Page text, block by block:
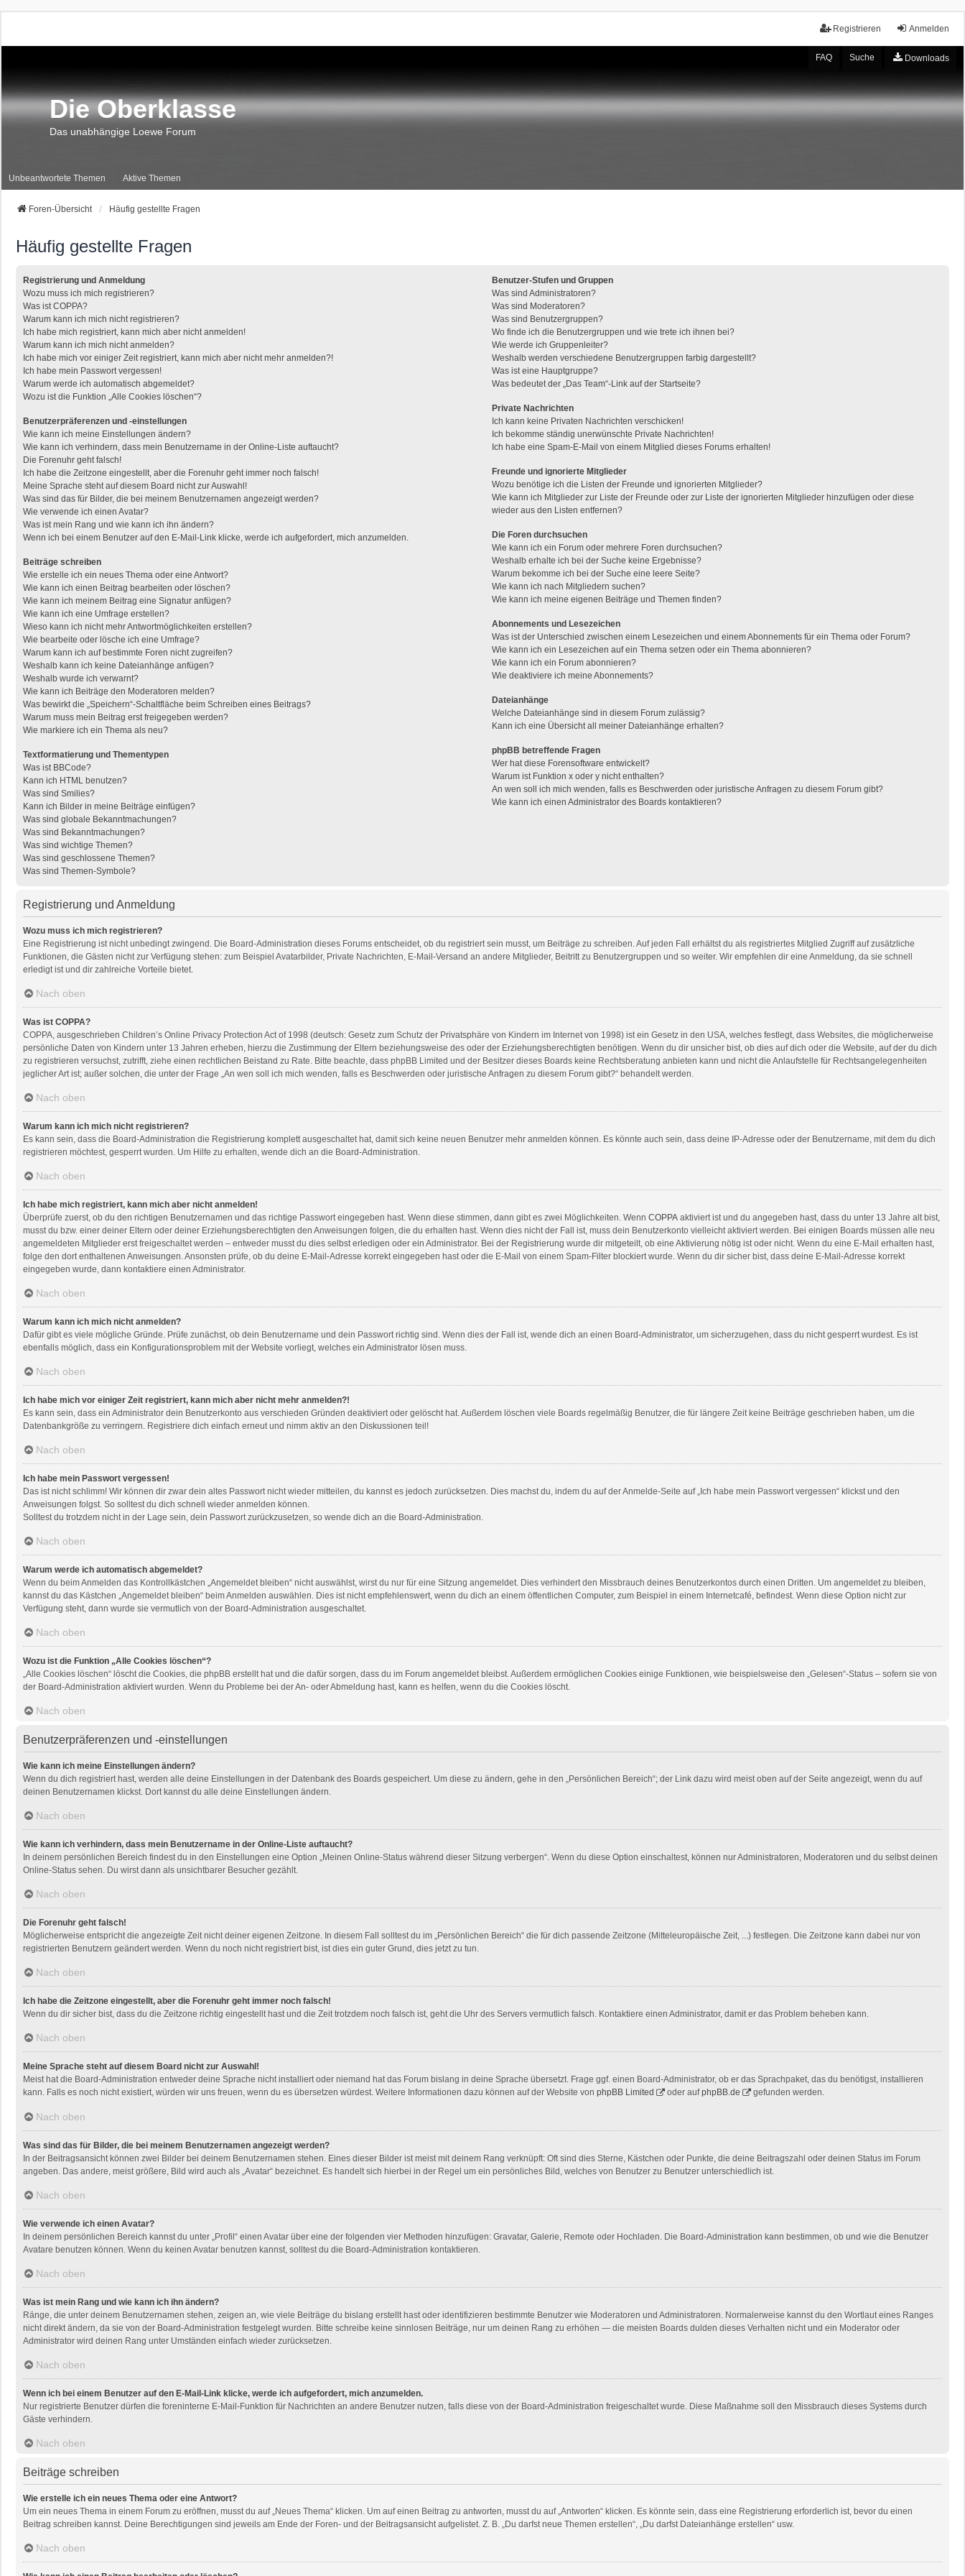
Anmelden
Registrieren
FAQ Suche Downloads
Die Oberklasse
Das unabhängige Loewe Forum
Unbeantwortete Themen Aktive Themen
Foren-Übersicht Häufig gestellte Fragen
Häufig gestellte Fragen
Registrierung und Anmeldung
Wozu muss ich mich registrieren?
Was ist COPPA?
Warum kann ich mich nicht registrieren?
Ich habe mich registriert, kann mich aber nicht anmelden!
Warum kann ich mich nicht anmelden?
Ich habe mich vor einiger Zeit registriert, kann mich aber nicht mehr anmelden?!
Ich habe mein Passwort vergessen!
Warum werde ich automatisch abgemeldet?
Wozu ist die Funktion „Alle Cookies löschen“?
Benutzerpräferenzen und -einstellungen
Wie kann ich meine Einstellungen ändern?
Wie kann ich verhindern, dass mein Benutzername in der Online-Liste auftaucht?
Die Forenuhr geht falsch!
Ich habe die Zeitzone eingestellt, aber die Forenuhr geht immer noch falsch!
Meine Sprache steht auf diesem Board nicht zur Auswahl!
Was sind das für Bilder, die bei meinem Benutzernamen angezeigt werden?
Wie verwende ich einen Avatar?
Was ist mein Rang und wie kann ich ihn ändern?
Wenn ich bei einem Benutzer auf den E-Mail-Link klicke, werde ich aufgefordert, mich anzumelden.
Beiträge schreiben
Wie erstelle ich ein neues Thema oder eine Antwort?
Wie kann ich einen Beitrag bearbeiten oder löschen?
Wie kann ich meinem Beitrag eine Signatur anfügen?
Wie kann ich eine Umfrage erstellen?
Wieso kann ich nicht mehr Antwortmöglichkeiten erstellen?
Wie bearbeite oder lösche ich eine Umfrage?
Warum kann ich auf bestimmte Foren nicht zugreifen?
Weshalb kann ich keine Dateianhänge anfügen?
Weshalb wurde ich verwarnt?
Wie kann ich Beiträge den Moderatoren melden?
Was bewirkt die „Speichern“-Schaltfläche beim Schreiben eines Beitrags?
Warum muss mein Beitrag erst freigegeben werden?
Wie markiere ich ein Thema als neu?
Textformatierung und Thementypen
Was ist BBCode?
Kann ich HTML benutzen?
Was sind Smilies?
Kann ich Bilder in meine Beiträge einfügen?
Was sind globale Bekanntmachungen?
Was sind Bekanntmachungen?
Was sind wichtige Themen?
Was sind geschlossene Themen?
Was sind Themen-Symbole?
Benutzer-Stufen und Gruppen
Was sind Administratoren?
Was sind Moderatoren?
Was sind Benutzergruppen?
Wo finde ich die Benutzergruppen und wie trete ich ihnen bei?
Wie werde ich Gruppenleiter?
Weshalb werden verschiedene Benutzergruppen farbig dargestellt?
Was ist eine Hauptgruppe?
Was bedeutet der „Das Team“-Link auf der Startseite?
Private Nachrichten
Ich kann keine Privaten Nachrichten verschicken!
Ich bekomme ständig unerwünschte Private Nachrichten!
Ich habe eine Spam-E-Mail von einem Mitglied dieses Forums erhalten!
Freunde und ignorierte Mitglieder
Wozu benötige ich die Listen der Freunde und ignorierten Mitglieder?
Wie kann ich Mitglieder zur Liste der Freunde oder zur Liste der ignorierten Mitglieder hinzufügen oder diese
wieder aus den Listen entfernen?
Die Foren durchsuchen
Wie kann ich ein Forum oder mehrere Foren durchsuchen?
Weshalb erhalte ich bei der Suche keine Ergebnisse?
Warum bekomme ich bei der Suche eine leere Seite?
Wie kann ich nach Mitgliedern suchen?
Wie kann ich meine eigenen Beiträge und Themen finden?
Abonnements und Lesezeichen
Was ist der Unterschied zwischen einem Lesezeichen und einem Abonnements für ein Thema oder Forum?
Wie kann ich ein Lesezeichen auf ein Thema setzen oder ein Thema abonnieren?
Wie kann ich ein Forum abonnieren?
Wie deaktiviere ich meine Abonnements?
Dateianhänge
Welche Dateianhänge sind in diesem Forum zulässig?
Kann ich eine Übersicht all meiner Dateianhänge erhalten?
phpBB betreffende Fragen
Wer hat diese Forensoftware entwickelt?
Warum ist Funktion x oder y nicht enthalten?
An wen soll ich mich wenden, falls es Beschwerden oder juristische Anfragen zu diesem Forum gibt?
Wie kann ich einen Administrator des Boards kontaktieren?
Registrierung und Anmeldung
Wozu muss ich mich registrieren?
Eine Registrierung ist nicht unbedingt zwingend. Die Board-Administration dieses Forums entscheidet, ob du registriert sein musst, um Beiträge zu schreiben. Auf jeden Fall erhältst du als registriertes Mitglied Zugriff auf zusätzliche
Funktionen, die Gästen nicht zur Verfügung stehen: zum Beispiel Avatarbilder, Private Nachrichten, E-Mail-Versand an andere Mitglieder, Beitritt zu Benutzergruppen und so weiter. Wir empfehlen dir eine Anmeldung, da sie schnell
erledigt ist und dir zahlreiche Vorteile bietet.
Nach oben
Was ist COPPA?
COPPA, ausgeschrieben Children’s Online Privacy Protection Act of 1998 (deutsch: Gesetz zum Schutz der Privatsphäre von Kindern im Internet von 1998) ist ein Gesetz in den USA, welches festlegt, dass Websites, die möglicherweise
persönliche Daten von Kindern unter 13 Jahren erheben, hierzu die Zustimmung der Eltern beziehungsweise des oder der Erziehungsberechtigten benötigen. Wenn du dir unsicher bist, ob dies auf dich oder die Website, auf der du dich
zu registrieren versuchst, zutrifft, ziehe einen rechtlichen Beistand zu Rate. Bitte beachte, dass phpBB Limited und der Besitzer dieses Boards keine Rechtsberatung anbieten kann und nicht die Anlaufstelle für Rechtsangelegenheiten
jeglicher Art ist; außer solchen, die unter der Frage „An wen soll ich mich wenden, falls es Beschwerden oder juristische Anfragen zu diesem Forum gibt?“ behandelt werden.
Nach oben
Warum kann ich mich nicht registrieren?
Es kann sein, dass die Board-Administration die Registrierung komplett ausgeschaltet hat, damit sich keine neuen Benutzer mehr anmelden können. Es könnte auch sein, dass deine IP-Adresse oder der Benutzername, mit dem du dich
registrieren möchtest, gesperrt wurden. Um Hilfe zu erhalten, wende dich an die Board-Administration.
Nach oben
Ich habe mich registriert, kann mich aber nicht anmelden!
Überprüfe zuerst, ob du den richtigen Benutzernamen und das richtige Passwort eingegeben hast. Wenn diese stimmen, dann gibt es zwei Möglichkeiten. Wenn COPPA aktiviert ist und du angegeben hast, dass du unter 13 Jahre alt bist,
musst du bzw. einer deiner Eltern oder deiner Erziehungsberechtigten den Anweisungen folgen, die du erhalten hast. Wenn dies nicht der Fall ist, muss dein Benutzerkonto vielleicht aktiviert werden. Bei einigen Boards müssen alle neu
angemeldeten Mitglieder erst freigeschaltet werden – entweder musst du dies selbst erledigen oder ein Administrator. Bei der Registrierung wurde dir mitgeteilt, ob eine Aktivierung nötig ist oder nicht. Wenn du eine E-Mail erhalten hast,
folge den dort enthaltenen Anweisungen. Ansonsten prüfe, ob du deine E-Mail-Adresse korrekt eingegeben hast oder die E-Mail von einem Spam-Filter blockiert wurde. Wenn du dir sicher bist, dass deine E-Mail-Adresse korrekt
eingegeben wurde, dann kontaktiere einen Administrator.
Nach oben
Warum kann ich mich nicht anmelden?
Dafür gibt es viele mögliche Gründe. Prüfe zunächst, ob dein Benutzername und dein Passwort richtig sind. Wenn dies der Fall ist, wende dich an einen Board-Administrator, um sicherzugehen, dass du nicht gesperrt wurdest. Es ist
ebenfalls möglich, dass ein Konfigurationsproblem mit der Website vorliegt, welches ein Administrator lösen muss.
Nach oben
Ich habe mich vor einiger Zeit registriert, kann mich aber nicht mehr anmelden?!
Es kann sein, dass ein Administrator dein Benutzerkonto aus verschieden Gründen deaktiviert oder gelöscht hat. Außerdem löschen viele Boards regelmäßig Benutzer, die für längere Zeit keine Beiträge geschrieben haben, um die
Datenbankgröße zu verringern. Registriere dich einfach erneut und nimm aktiv an den Diskussionen teil!
Nach oben
Ich habe mein Passwort vergessen!
Das ist nicht schlimm! Wir können dir zwar dein altes Passwort nicht wieder mitteilen, du kannst es jedoch zurücksetzen. Dies machst du, indem du auf der Anmelde-Seite auf „Ich habe mein Passwort vergessen“ klickst und den
Anweisungen folgst. So solltest du dich schnell wieder anmelden können.
Solltest du trotzdem nicht in der Lage sein, dein Passwort zurückzusetzen, so wende dich an die Board-Administration.
Nach oben
Warum werde ich automatisch abgemeldet?
Wenn du beim Anmelden das Kontrollkästchen „Angemeldet bleiben“ nicht auswählst, wirst du nur für eine Sitzung angemeldet. Dies verhindert den Missbrauch deines Benutzerkontos durch einen Dritten. Um angemeldet zu bleiben,
kannst du das Kästchen „Angemeldet bleiben“ beim Anmelden auswählen. Dies ist nicht empfehlenswert, wenn du dich an einem öffentlichen Computer, zum Beispiel in einem Internetcafé, befindest. Wenn diese Option nicht zur
Verfügung steht, dann wurde sie vermutlich von der Board-Administration ausgeschaltet.
Nach oben
Wozu ist die Funktion „Alle Cookies löschen“?
„Alle Cookies löschen“ löscht die Cookies, die phpBB erstellt hat und die dafür sorgen, dass du im Forum angemeldet bleibst. Außerdem ermöglichen Cookies einige Funktionen, wie beispielsweise den „Gelesen“-Status – sofern sie von
der Board-Administration aktiviert wurden. Wenn du Probleme bei der An- oder Abmeldung hast, kann es helfen, wenn du die Cookies löscht.
Nach oben
Benutzerpräferenzen und -einstellungen
Wie kann ich meine Einstellungen ändern?
Wenn du dich registriert hast, werden alle deine Einstellungen in der Datenbank des Boards gespeichert. Um diese zu ändern, gehe in den „Persönlichen Bereich“; der Link dazu wird meist oben auf der Seite angezeigt, wenn du auf
deinen Benutzernamen klickst. Dort kannst du alle deine Einstellungen ändern.
Nach oben
Wie kann ich verhindern, dass mein Benutzername in der Online-Liste auftaucht?
In deinem persönlichen Bereich findest du in den Einstellungen eine Option „Meinen Online-Status während dieser Sitzung verbergen“. Wenn du diese Option einschaltest, können nur Administratoren, Moderatoren und du selbst deinen
Online-Status sehen. Du wirst dann als unsichtbarer Besucher gezählt.
Nach oben
Die Forenuhr geht falsch!
Möglicherweise entspricht die angezeigte Zeit nicht deiner eigenen Zeitzone. In diesem Fall solltest du im „Persönlichen Bereich“ die für dich passende Zeitzone (Mitteleuropäische Zeit, ...) festlegen. Die Zeitzone kann dabei nur von
registrierten Benutzern geändert werden. Wenn du noch nicht registriert bist, ist dies ein guter Grund, dies jetzt zu tun.
Nach oben
Ich habe die Zeitzone eingestellt, aber die Forenuhr geht immer noch falsch!
Wenn du dir sicher bist, dass du die Zeitzone richtig eingestellt hast und die Zeit trotzdem noch falsch ist, geht die Uhr des Servers vermutlich falsch. Kontaktiere einen Administrator, damit er das Problem beheben kann.
Nach oben
Meine Sprache steht auf diesem Board nicht zur Auswahl!
Meist hat die Board-Administration entweder deine Sprache nicht installiert oder niemand hat das Forum bislang in deine Sprache übersetzt. Frage ggf. einen Board-Administrator, ob er das Sprachpaket, das du benötigst, installieren
kann. Falls es noch nicht existiert, würden wir uns freuen, wenn du es übersetzen würdest. Weitere Informationen dazu können auf der Website von phpBB Limited oder aufphpBB.de gefunden werden.
Nach oben
Was sind das für Bilder, die bei meinem Benutzernamen angezeigt werden?
In der Beitragsansicht können zwei Bilder bei deinem Benutzernamen stehen. Eines dieser Bilder ist meist mit deinem Rang verknüpft: Oft sind dies Sterne, Kästchen oder Punkte, die deine Beitragszahl oder deinen Status im Forum
angeben. Das andere, meist größere, Bild wird auch als „Avatar“ bezeichnet. Es handelt sich hierbei in der Regel um ein persönliches Bild, welches von Benutzer zu Benutzer unterschiedlich ist.
Nach oben
Wie verwende ich einen Avatar?
In deinem persönlichen Bereich kannst du unter „Profil“ einen Avatar über eine der folgenden vier Methoden hinzufügen: Gravatar, Galerie, Remote oder Hochladen. Die Board-Administration kann bestimmen, ob und wie die Benutzer
Avatare benutzen können. Wenn du keinen Avatar benutzen kannst, solltest du die Board-Administration kontaktieren.
Nach oben
Was ist mein Rang und wie kann ich ihn ändern?
Ränge, die unter deinem Benutzernamen stehen, zeigen an, wie viele Beiträge du bislang erstellt hast oder identifizieren bestimmte Benutzer wie Moderatoren und Administratoren. Normalerweise kannst du den Wortlaut eines Ranges
nicht direkt ändern, da sie von der Board-Administration festgelegt wurden. Bitte schreibe keine sinnlosen Beiträge, nur um deinen Rang zu erhöhen — die meisten Boards dulden dieses Verhalten nicht und ein Moderator oder
Administrator wird deinen Rang unter Umständen einfach wieder zurücksetzen.
Nach oben
Wenn ich bei einem Benutzer auf den E-Mail-Link klicke, werde ich aufgefordert, mich anzumelden.
Nur registrierte Benutzer dürfen die foreninterne E-Mail-Funktion für Nachrichten an andere Benutzer nutzen, falls diese von der Board-Administration freigeschaltet wurde. Diese Maßnahme soll den Missbrauch dieses Systems durch
Gäste verhindern.
Nach oben
Beiträge schreiben
Wie erstelle ich ein neues Thema oder eine Antwort?
Um ein neues Thema in einem Forum zu eröffnen, musst du auf „Neues Thema“ klicken. Um auf einen Beitrag zu antworten, musst du auf „Antworten“ klicken. Es könnte sein, dass eine Registrierung erforderlich ist, bevor du einen
Beitrag schreiben kannst. Deine Berechtigungen sind jeweils am Ende der Foren- und der Beitragsansicht aufgelistet. Z. B. „Du darfst neue Themen erstellen“, „Du darfst Dateianhänge erstellen“ usw.
Nach oben